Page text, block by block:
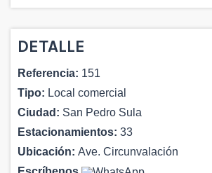
DETALLE
Referencia: 151
Tipo: Local comercial
Ciudad: San Pedro Sula
Estacionamientos: 33
Ubicación: Ave. Circunvalación